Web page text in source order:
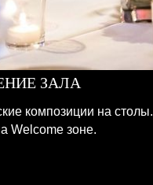
ЗАЛА
композиции на столы.
Welcome зоне.